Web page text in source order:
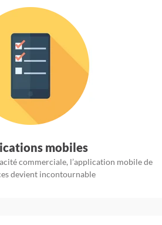
mobiles
commerciale, l’application mobile de
devient incontournable